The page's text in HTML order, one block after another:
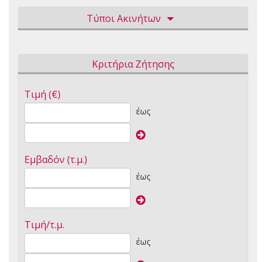
Τύποι Ακινήτων
Κριτήρια Ζήτησης
Τιμή (€)
έως
Εμβαδόν (τ.μ.)
έως
Τιμή/τ.μ.
έως